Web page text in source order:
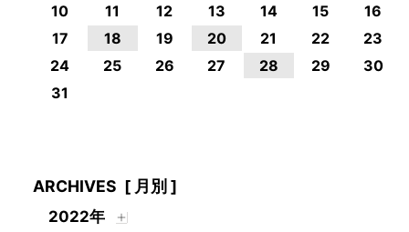
10
11 12 13 14 15
16
17
18 19 20 21 22
23
24
25 26 27 28 29
30
31
ARCHIVES [ 月別 ]
2022年